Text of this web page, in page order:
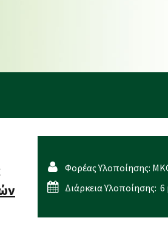
Φορέας Υλοποίησης:
Διάρκεια Υλοποίησης: 6